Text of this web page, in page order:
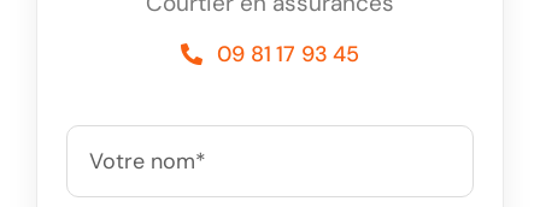
09 81 17 93 45